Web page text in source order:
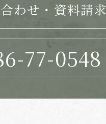
わせ・資料請求
77-0548